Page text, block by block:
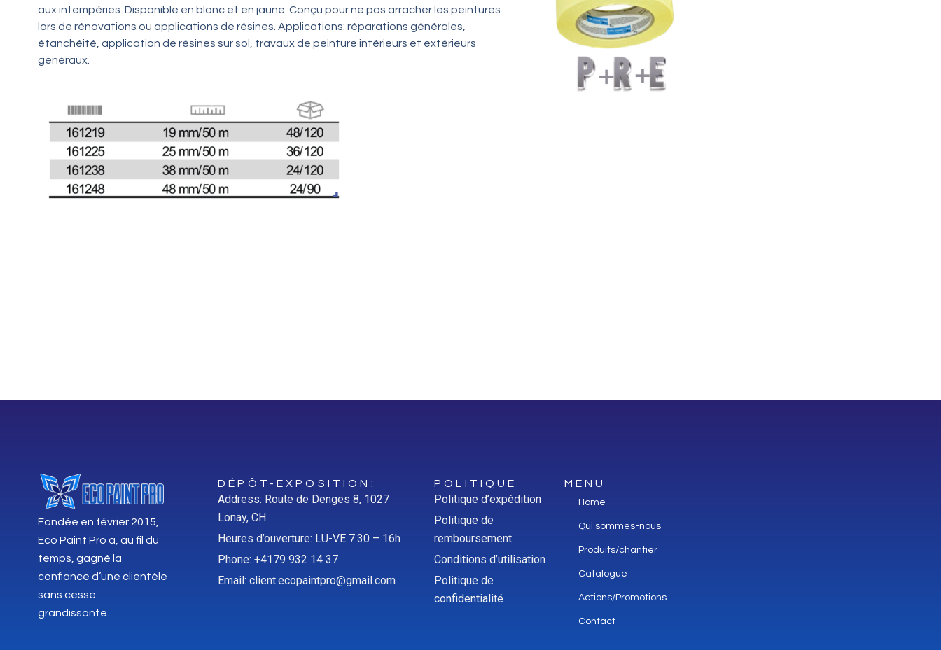
aux intempéries. Disponible en blanc et en jaune. Conçu pour ne pas arracher les peintures
lors de rénovations ou applications de résines. Applications: réparations générales,
étanchéité, application de résines sur sol, travaux de peinture intérieurs et extérieurs
généraux.
Fondée en février 2015,
Eco Paint Pro a, au fil du
temps, gagné la
confiance d’une clientèle
sans cesse
grandissante.
DÉPÔT-EXPOSITION:
Address: Route de Denges 8, 1027
Lonay, CH
Heures d’ouverture: LU-VE 7.30 – 16h
Phone: +4179 932 14 37
Email: client.ecopaintpro@gmail.com
POLITIQUE
Politique d’expédition
Politique de
remboursement
Conditions d’utilisation
Politique de
confidentialité
MENU
Home
Qui sommes-nous
Produits/chantier
Catalogue
Actions/Promotions
Contact